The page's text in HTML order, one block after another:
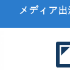
メディア出